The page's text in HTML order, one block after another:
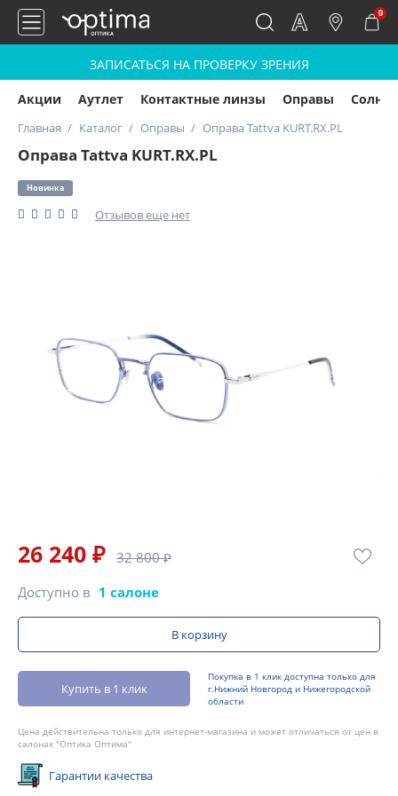
0
ЗАПИСАТЬСЯ НА ПРОВЕРКУ ЗРЕНИЯ
Акции Аутлет Контактные линзы Оправы
Главная Каталог Оправы Оправа Tattva KURT.RX.PL
Оправа Tattva KURT.RX.PL
Новинка
Отзывов еще нет
26 240 ₽ 32 800 ₽
Доступно в 1 салоне
В корзину
Купить в 1 клик
Покупка в 1 клик доступна только для
г.Нижний Новгород и Нижегородской
области
Цена действительна только для интернет-магазина и может отличаться от цен в
салонах "Оптика Оптима"
Гарантии качества